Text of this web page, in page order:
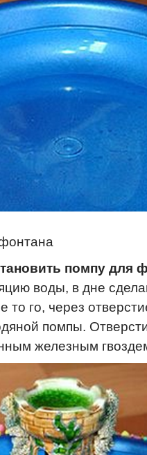
помпу для
воды, в дне
то го, через
помпы.
железным